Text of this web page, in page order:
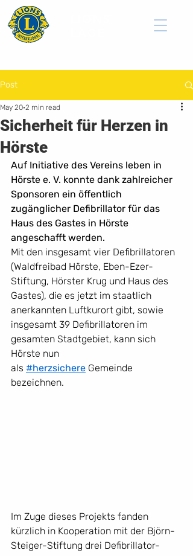
Post
Sicherheit für Herzen in
Hörste
May 20 2 min read
Auf Initiative des Vereins leben in
Hörste e. V. konnte dank zahlreicher
Sponsoren ein öffentlich
zugänglicher Defibrillator für das
Haus des Gastes in Hörste
angeschafft werden.
Mit den insgesamt vier Defibrillatoren
(Waldfreibad Hörste, Eben-Ezer-
Stiftung, Hörster Krug und Haus des
Gastes), die es jetzt im staatlich
anerkannten Luftkurort gibt, sowie
insgesamt 39 Defibrillatoren im
gesamten Stadtgebiet, kann sich
Hörste nun
als #herzsichere Gemeinde
bezeichnen.
Im Zuge dieses Projekts fanden
kürzlich in Kooperation mit der Björn-
Steiger-Stiftung drei Defibrillator-